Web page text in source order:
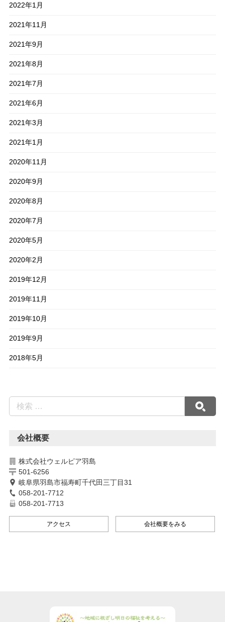
2022年1月
2021年11月
2021年9月
2021年8月
2021年7月
2021年6月
2021年3月
2021年1月
2020年11月
2020年9月
2020年8月
2020年7月
2020年5月
2020年2月
2019年12月
2019年11月
2019年10月
2019年9月
2018年5月
会社概要
株式会社ウェルピア羽島
501-6256
岐阜県羽島市福寿町千代田三丁目31
058-201-7712
058-201-7713
アクセス 会社概要をみる